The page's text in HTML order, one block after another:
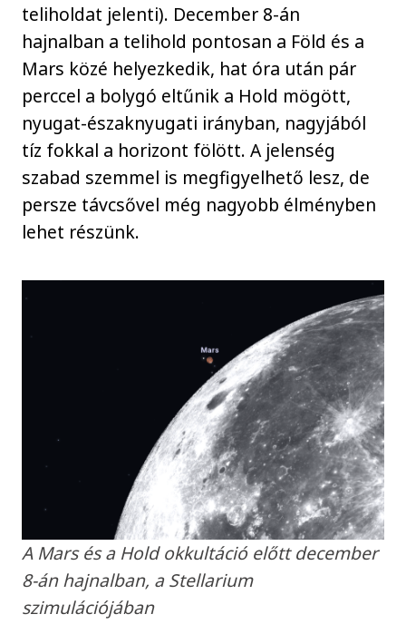
teliholdat jelenti). December 8-án
hajnalban a telihold pontosan a Föld és a
Mars közé helyezkedik, hat óra után pár
perccel a bolygó eltűnik a Hold mögött,
nyugat-északnyugati irányban, nagyjából
tíz fokkal a horizont fölött. A jelenség
szabad szemmel is megfigyelhető lesz, de
persze távcsővel még nagyobb élményben
lehet részünk.
A Mars és a Hold okkultáció előtt december
8-án hajnalban, a Stellarium
szimulációjában